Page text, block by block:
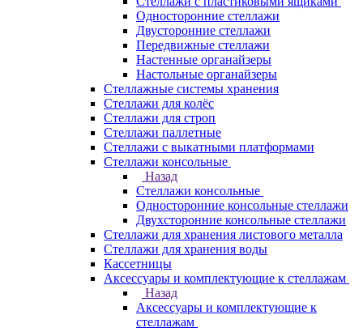
Односторонние стеллажи
Двусторонние стеллажи
Передвижные стеллажи
Настенные органайзеры
Настольные органайзеры
Стеллажные системы хранения
Стеллажи для колёс
Стеллажи для строп
Стеллажи паллетные
Стеллажи с выкатными платформами
Стеллажи консольные
Назад
Стеллажи консольные
Односторонние консольные стеллажи
Двухсторонние консольные стеллажи
Стеллажи для хранения листового металла
Стеллажи для хранения воды
Кассетницы
Аксесcуары и комплектующие к стеллажам
Назад
Аксесcуары и комплектующие к
стеллажам